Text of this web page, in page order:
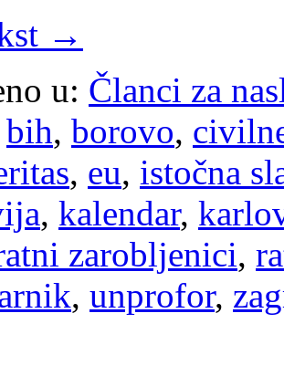
→
u: Članci za
bih, borovo,
, eu, istočna
, kalendar,
zarobljenici,
, unprofor,